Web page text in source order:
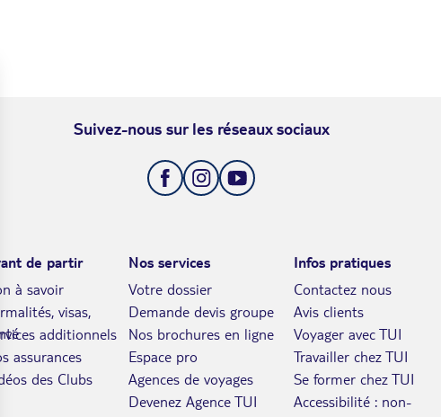
Suivez-nous sur les réseaux sociaux
de partir
à savoir
visas,
additionnels
assurances
des Clubs
Nos services
Votre dossier
Demande devis groupe
Nos brochures en ligne
Espace pro
Agences de voyages
Devenez Agence TUI
Infos pratiques
Contactez nous
Avis clients
Voyager avec TUI
Travailler chez TUI
Se former chez TUI
Accessibilité : non-